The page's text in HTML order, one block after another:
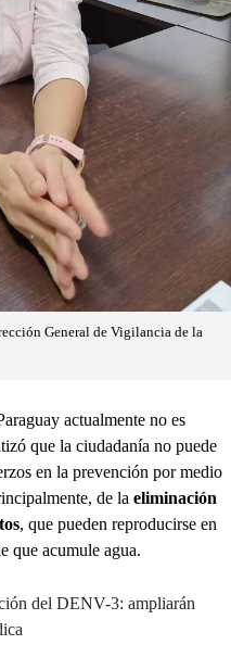
General de Vigilancia de la
actualmente no es
que la ciudadanía no puede
en la prevención por medio
de la eliminación
, que pueden reproducirse en
que acumule agua.
del DENV-3: ampliarán